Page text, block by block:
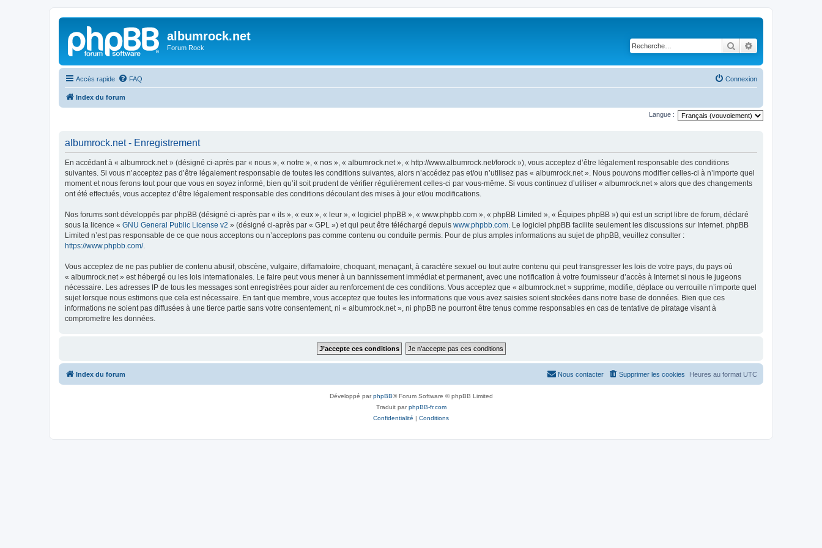
albumrock.net
Forum Rock Rechercher
Accès rapide FAQ Connexion
Index du forum
Langue :
albumrock.net - Enregistrement
En accédant à « albumrock.net » (désigné ci-après par « nous », « notre », « nos », « albumrock.net », « http://www.albumrock.net/forock »), vous acceptez d’être légalement responsable des conditions
suivantes. Si vous n’acceptez pas d’être légalement responsable de toutes les conditions suivantes, alors n’accédez pas et/ou n’utilisez pas « albumrock.net ». Nous pouvons modifier celles-ci à n’importe quel
moment et nous ferons tout pour que vous en soyez informé, bien qu’il soit prudent de vérifier régulièrement celles-ci par vous-même. Si vous continuez d’utiliser « albumrock.net » alors que des changements
ont été effectués, vous acceptez d’être légalement responsable des conditions découlant des mises à jour et/ou modifications.
Nos forums sont développés par phpBB (désigné ci-après par « ils », « eux », « leur », « logiciel phpBB », « www.phpbb.com », « phpBB Limited », « Équipes phpBB ») qui est un script libre de forum, déclaré
sous la licence « GNU General Public License v2 » (désigné ci-après par « GPL ») et qui peut être téléchargé depuis www.phpbb.com. Le logiciel phpBB facilite seulement les discussions sur Internet. phpBB
Limited n’est pas responsable de ce que nous acceptons ou n’acceptons pas comme contenu ou conduite permis. Pour de plus amples informations au sujet de phpBB, veuillez consulter :
https://www.phpbb.com/.
Vous acceptez de ne pas publier de contenu abusif, obscène, vulgaire, diffamatoire, choquant, menaçant, à caractère sexuel ou tout autre contenu qui peut transgresser les lois de votre pays, du pays où
« albumrock.net » est hébergé ou les lois internationales. Le faire peut vous mener à un bannissement immédiat et permanent, avec une notification à votre fournisseur d’accès à Internet si nous le jugeons
nécessaire. Les adresses IP de tous les messages sont enregistrées pour aider au renforcement de ces conditions. Vous acceptez que « albumrock.net » supprime, modifie, déplace ou verrouille n’importe quel
sujet lorsque nous estimons que cela est nécessaire. En tant que membre, vous acceptez que toutes les informations que vous avez saisies soient stockées dans notre base de données. Bien que ces
informations ne soient pas diffusées à une tierce partie sans votre consentement, ni « albumrock.net », ni phpBB ne pourront être tenus comme responsables en cas de tentative de piratage visant à
compromettre les données.
Index du forum Heures au format UTC
Supprimer les cookies
Nous contacter
Développé parphpBB® Forum Software © phpBB Limited
Traduit parphpBB-fr.com
Confidentialité | Conditions